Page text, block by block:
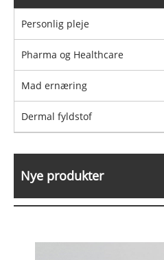
Personlig pleje
Pharma og Healthcare
Mad ernæring
Dermal fyldstof
Nye produkter